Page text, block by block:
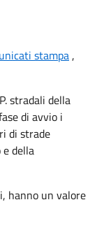
stampa ,
stradali della
di avvio i
di strade
della
hanno un valore